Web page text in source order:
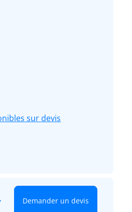
sur devis
Demander un devis